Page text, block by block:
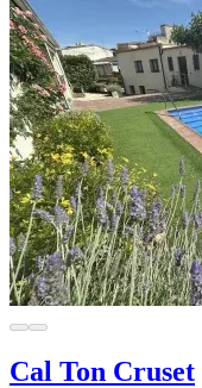
Cal Ton Cruset